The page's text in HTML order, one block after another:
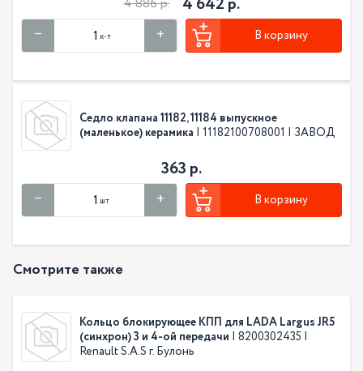
4 886 р.
к-т В корзину
Седло клапана 11182, 11184 выпускное
(маленькое) керамика | 11182100708001 | ЗАВОД
363 р.
шт В корзину
Смотрите также
Кольцо блокирующее КПП для LADA Largus JR5
(синхрон) 3 и 4-ой передачи | 8200302435 |
Renault S.A.S г. Булонь